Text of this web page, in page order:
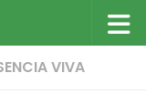
VIVA